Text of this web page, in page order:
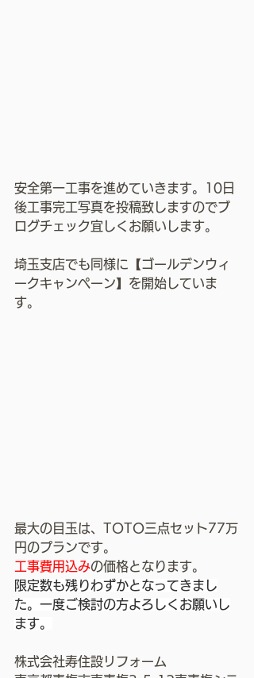
安全第一工事を進めていきます。10日
後工事完工写真を投稿致しますのでブ
ログチェック宜しくお願いします。
埼玉支店でも同様に【ゴールデンウィ
ークキャンペーン】を開始していま
す。
最大の目玉は、TOTO三点セット77万
円のプランです。
工事費用込みの価格となります。
限定数も残りわずかとなってきまし
た。一度ご検討の方よろしくお願いし
ます。
株式会社寿住設リフォーム